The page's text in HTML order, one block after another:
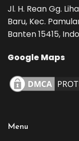
Jl. H. Rean Gg.
Baru, Kec.
Banten 15415,
Google Maps
Menu